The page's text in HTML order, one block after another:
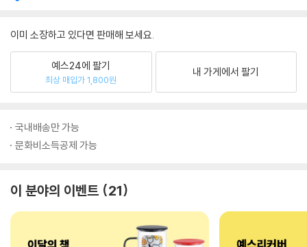
이미 소장하고 있다면 판매해 보세요.
예스24에 팔기
최상 매입가 1,800원
내 가게에서 팔기
국내배송만 가능
문화비소득공제 가능
이 분야의 이벤트 21